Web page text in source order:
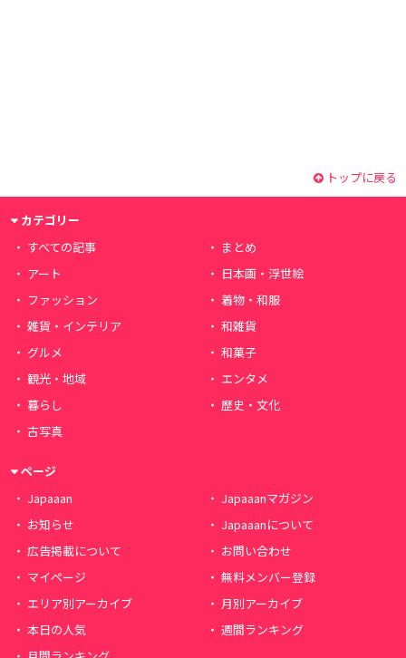
トップに戻る
カテゴリー
すべての記事
まとめ
アート
日本画・浮世絵
ファッション
着物・和服
雑貨・インテリア
和雑貨
グルメ
和菓子
観光・地域
エンタメ
暮らし
歴史・文化
古写真
ページ
Japaaan
Japaaanマガジン
お知らせ
Japaaanについて
広告掲載について
お問い合わせ
マイページ
無料メンバー登録
エリア別アーカイブ
月別アーカイブ
本日の人気
週間ランキング